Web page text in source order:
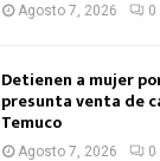
Agosto 7, 2026 0
Detienen a mujer
presunta venta de
Temuco
Agosto 7, 2026 0